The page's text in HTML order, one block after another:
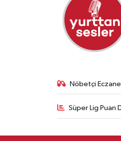
Nöbetçi
Süper Lig Puan